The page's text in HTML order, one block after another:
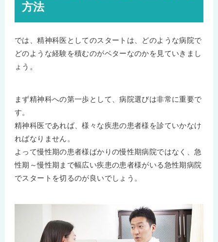
方法
では、精神科医としてのスタートは、どのような病院で
どのような経験を積むのがベターなのかを見ていきまし
ょう。
まず精神科への第一歩として、病院選びは非常に重要で
す。
精神科医であれば、様々な疾患の患者様を診ていかなけ
ればなりません。
よって慢性期の患者様ばかりの慢性期病院ではなく、急
性期～慢性期まで幅広い疾患の患者様がいる急性期病院
でスタートを切るのが良いでしょう。